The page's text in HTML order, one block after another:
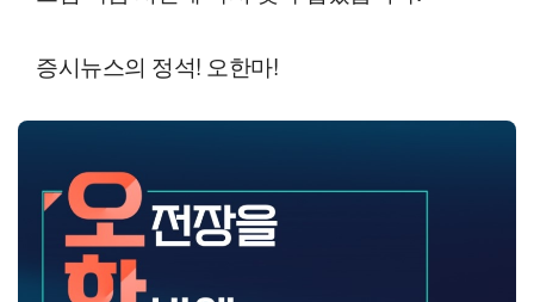
증시뉴스의 정석! 오한마!